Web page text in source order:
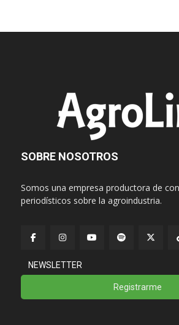
SOBRE NOSOTROS
Somos una empresa productora de
periodísticos sobre la agroindustria.
NEWSLETTER
Registrarme